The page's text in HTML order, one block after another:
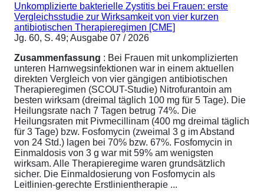
Unkomplizierte bakterielle Zystitis bei Frauen: erste
Vergleichsstudie zur Wirksamkeit von vier kurzen
antibiotischen Therapieregimen [CME]
Jg. 60, S. 49; Ausgabe 07 / 2026
Zusammenfassung : Bei Frauen mit unkomplizierten
unteren Harnwegsinfektionen war in einem aktuellen
direkten Vergleich von vier gängigen antibiotischen
Therapieregimen (SCOUT-Studie) Nitrofurantoin am
besten wirksam (dreimal täglich 100 mg für 5 Tage). Die
Heilungsrate nach 7 Tagen betrug 74%. Die
Heilungsraten mit Pivmecillinam (400 mg dreimal täglich
für 3 Tage) bzw. Fosfomycin (zweimal 3 g im Abstand
von 24 Std.) lagen bei 70% bzw. 67%. Fosfomycin in
Einmaldosis von 3 g war mit 59% am wenigsten
wirksam. Alle Therapieregime waren grundsätzlich
sicher. Die Einmaldosierung von Fosfomycin als
Leitlinien-gerechte Erstlinientherapie ...